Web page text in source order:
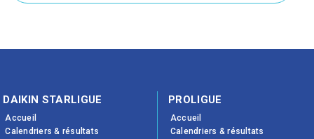
DAIKIN STARLIGUE
Accueil
Calendriers & résultats
PROLIGUE
Accueil
Calendriers & résultats